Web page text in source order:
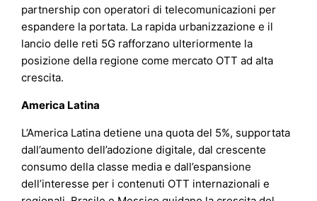
partnership con operatori di telecomunicazioni per
espandere la portata. La rapida urbanizzazione e il
lancio delle reti 5G rafforzano ulteriormente la
posizione della regione come mercato OTT ad alta
crescita.
America Latina
L’America Latina detiene una quota del 5%, supportata
dall’aumento dell’adozione digitale, dal crescente
consumo della classe media e dall’espansione
dell’interesse per i contenuti OTT internazionali e